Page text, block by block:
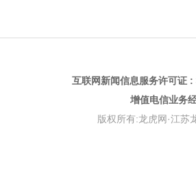
互联网新闻信息服务许可
增值电信业务
版权所有:龙虎网·江